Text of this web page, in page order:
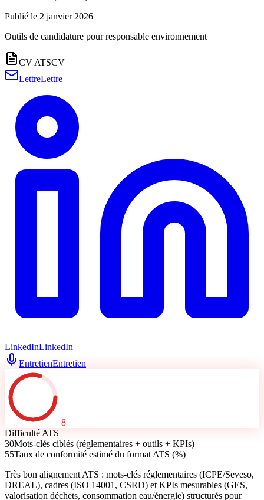
Publié le 2 janvier 2026
Outils de candidature pourresponsable environnement
CV ATSCV
LettreLettre
LinkedInLinkedIn
EntretienEntretien
8
Difficulté ATS
30Mots-clés ciblés (réglementaires + outils + KPIs)
55Taux de conformité estimé du format ATS (%)
Très bon alignement ATS : mots-clés réglementaires (ICPE/Seveso,
DREAL), cadres (ISO 14001, CSRD) et KPIs mesurables (GES,
valorisation déchets, consommation eau/énergie) structurés pour